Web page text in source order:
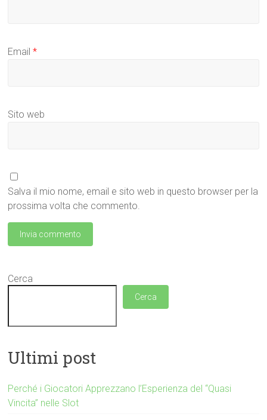
Email*
Sito web
Salva il mio nome, email e sito web in questo browser per la
prossima volta che commento.
Cerca
Cerca
Ultimi post
Perché i Giocatori Apprezzano l’Esperienza del “Quasi
Vincita” nelle Slot